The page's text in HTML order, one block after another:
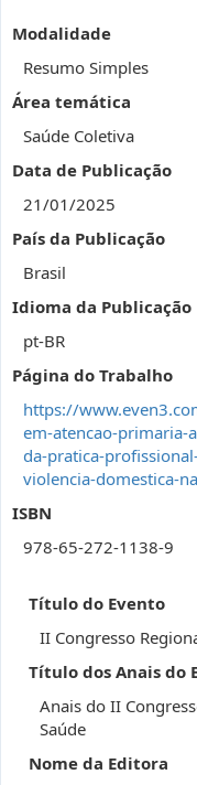
Modalidade
Resumo Simples
Área temática
Saúde Coletiva
Data de Publicação
21/01/2025
País da Publicação
Brasil
Idioma da Publicação
pt-BR
Página do Trabalho
https://
em-atencao-primaria-
da-pratica-
violencia-domestica-
ISBN
978-65-272-1138-9
Título do Evento
II Congresso
Título dos Anais do
Anais do II
Saúde
Nome da Editora